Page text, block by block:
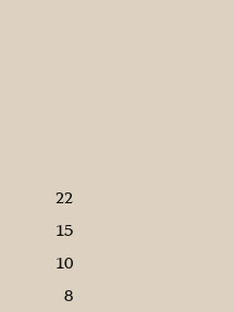
22
15
10
8